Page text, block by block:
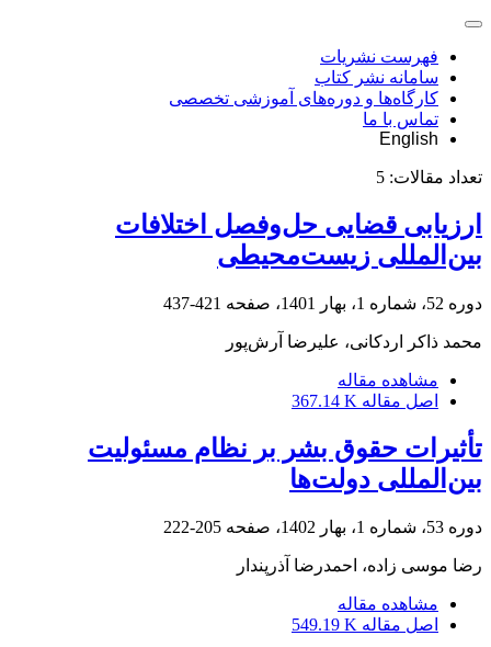
فهرست نشریات
سامانه نشر کتاب
کارگاه‌ها و دوره‌های آموزشی تخصصی
تماس با ما
English
تعداد مقالات: 5
ارزیابی قضایی حل‌وفصل اختلافات
بین‌المللی زیست‌محیطی
دوره 52، شماره 1، بهار 1401، صفحه 421-437
محمد ذاکر اردکانی، علیرضا آرش‌پور
مشاهده مقاله
اصل مقاله 367.14 K
تأثیرات حقوق بشر بر نظام مسئولیت
بین‌المللی دولت‌ها
دوره 53، شماره 1، بهار 1402، صفحه 205-222
رضا موسی زاده، احمدرضا آذرپندار
مشاهده مقاله
اصل مقاله 549.19 K